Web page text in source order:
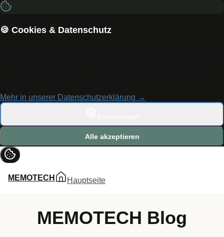
🍪 Cookies & Datenschutz
Mehr in unserer Datenschutzerklärung →
Alle akzeptieren
MEMOTECH Hauptseite
MEMOTECH Blog